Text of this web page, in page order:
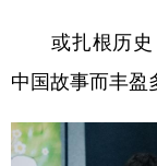
或扎根历史
中国故事而丰盈